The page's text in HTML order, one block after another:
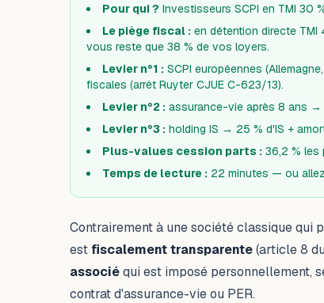
Pour qui ? Investisseurs SCPI en TMI 30
Le piège fiscal : en détention directe TMI
vous reste que 38 % de vos loyers.
Levier n°1 : SCPI européennes
fiscales (arrêt Ruyter CJUE C-623/13).
Levier n°2 : assurance-vie après 8 ans
Levier n°3 : holding IS → 25 % d'IS +
Plus-values cession parts : 36,2 % les
Temps de lecture : 22 minutes — ou
Contrairement à une société classique qui
est fiscalement transparente(article 8
associéqui est imposé personnellement,
contrat d'assurance-vie ou PER.